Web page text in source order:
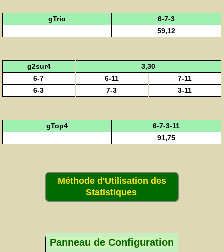
gTrio
6-7-3
59,12
g2sur4
3,30
6-7
6-11
7-11
6-3
7-3 3-11
gTop4
6-7-3-11
91,75
Méthode d'Utilisation des
Statistiques
Panneau de Configuration